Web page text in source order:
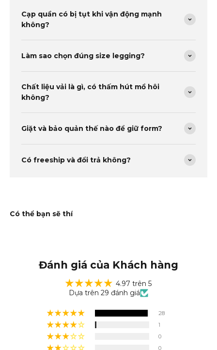
Cạp quần có bị tụt khi vận động mạnh
không?
Làm sao chọn đúng size legging?
Chất liệu vải là gì, có thấm hút mồ hôi
không?
Giặt và bảo quản thế nào để giữ form?
Có freeship và đổi trả không?
Đánh giá của Khách hàng
4.97 trên 5
Dựa trên 29 đánh giá
28
1
0
0